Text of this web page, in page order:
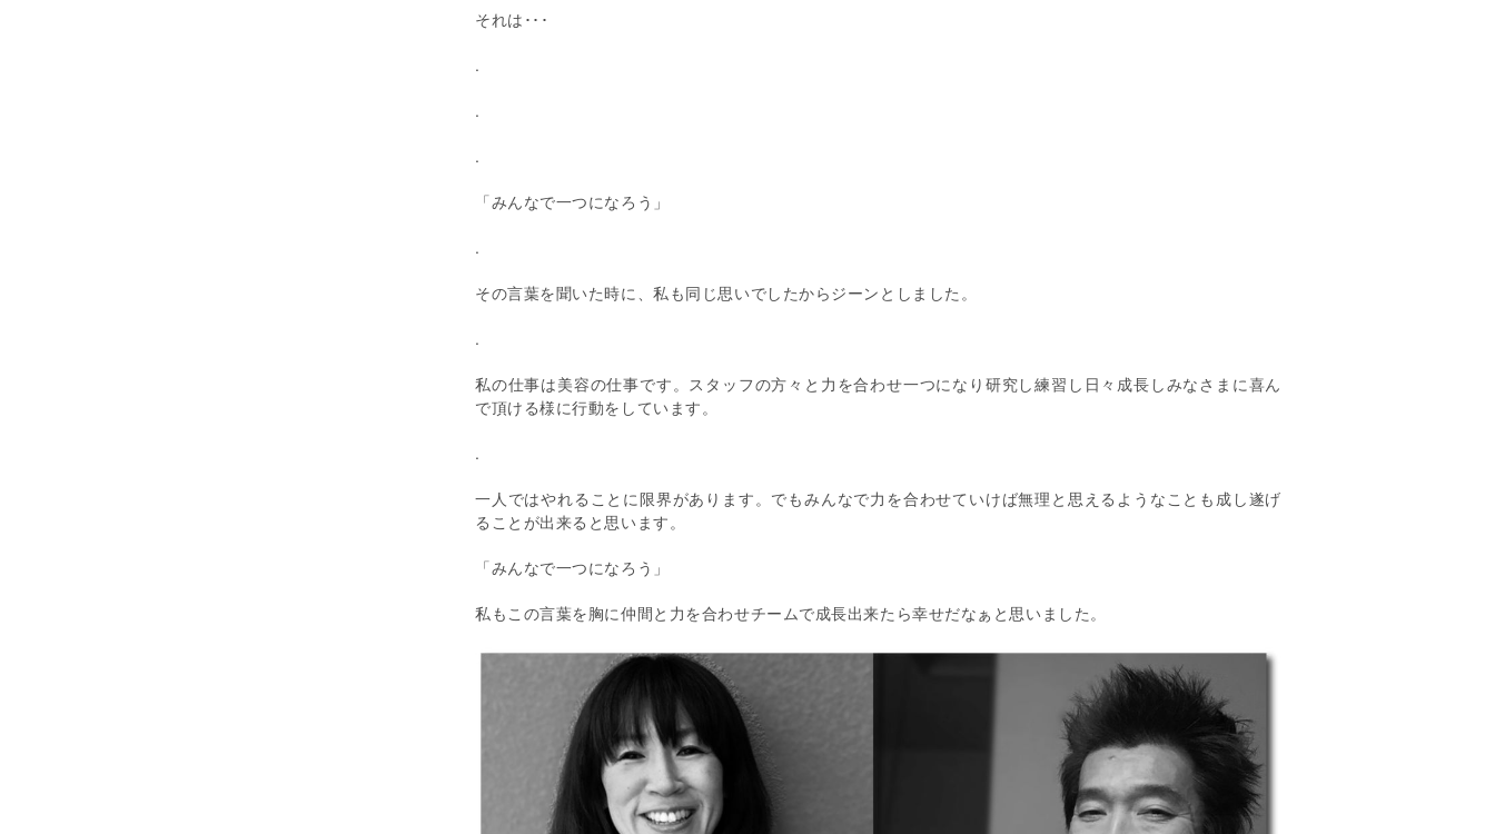
それは･･･
.
.
.
「みんなで一つになろう」
.
その言葉を聞いた時に、私も同じ思いでしたからジーンとしました。
.
私の仕事は美容の仕事です。スタッフの方々と力を合わせ一つになり研究し練習し日々成長しみなさまに喜ん
で頂ける様に行動をしています。
.
一人ではやれることに限界があります。でもみんなで力を合わせていけば無理と思えるようなことも成し遂げ
ることが出来ると思います。
「みんなで一つになろう」
私もこの言葉を胸に仲間と力を合わせチームで成長出来たら幸せだなぁと思いました。